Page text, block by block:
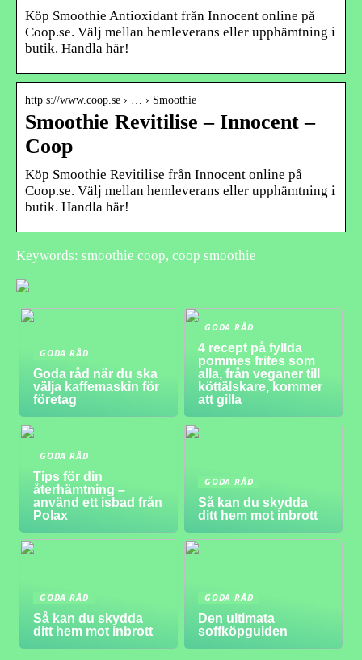
Köp Smoothie Antioxidant från Innocent online på
Coop.se. Välj mellan hemleverans eller upphämtning i
butik. Handla här!
http s://www.coop.se › … › Smoothie
Smoothie Revitilise – Innocent –
Coop
Köp Smoothie Revitilise från Innocent online på
Coop.se. Välj mellan hemleverans eller upphämtning i
butik. Handla här!
Keywords: smoothie coop, coop smoothie
GODA RÅD
Goda råd när du ska
välja kaffemaskin för
företag
GODA RÅD
4 recept på fyllda
pommes frites som
alla, från veganer till
köttälskare, kommer
att gilla
GODA RÅD
Tips för din
återhämtning –
använd ett isbad från
Polax
GODA RÅD
Så kan du skydda
ditt hem mot inbrott
GODA RÅD
Så kan du skydda
ditt hem mot inbrott
GODA RÅD
Den ultimata
soffköpguiden